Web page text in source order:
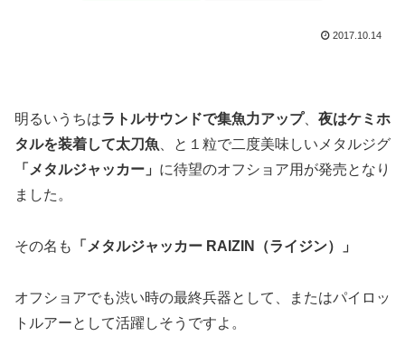
2017.10.14
明るいうちはラトルサウンドで集魚力アップ、 夜はケミホ
タルを装着して太刀魚 、と１粒で二度美味しいメタルジグ
「メタルジャッカー」 に待望のオフショア用が発売となり
ました。
その名も 「メタルジャッカー RAIZIN（ライジン）」
オフショアでも渋い時の最終兵器として、またはパイロッ
トルアーとして活躍しそうですよ。